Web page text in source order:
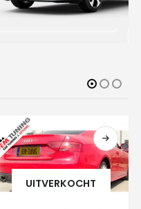
UITVERKOCHT